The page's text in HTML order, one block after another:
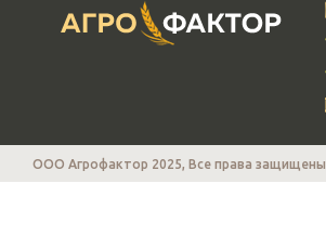
ООО Агрофактор 2025, Все права защищены